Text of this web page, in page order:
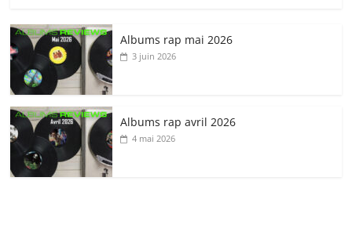
Albums rap mai 2026
3 juin 2026
Albums rap avril 2026
4 mai 2026